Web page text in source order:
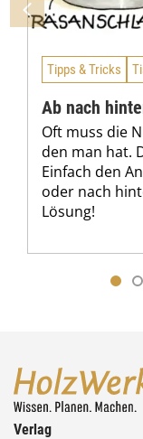
Tipps & Tricks
Ab nach
Oft muss die
den man hat.
Einfach den
oder nach
Lösung!
Verlag